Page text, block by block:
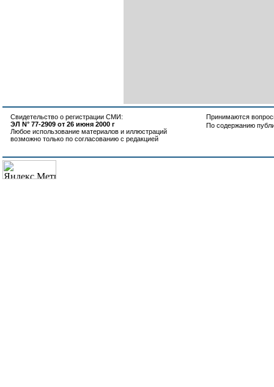
Свидетельство о регистрации СМИ:
ЭЛ N° 77-2909 от 26 июня 2000 г
Любое использование материалов и иллюстраций
возможно только по согласованию с редакцией
Принимаются
По содержанию